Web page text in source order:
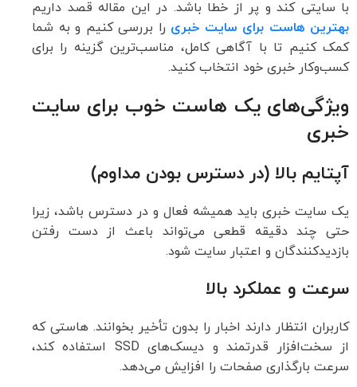
با سایتی کند و پر از خطا باشد. در این مقاله قصد داریم
بهترین هاست برای سایت‌ خبری را بررسی کنیم و به شما
کمک کنیم تا با آگاهی کامل، مناسب‌ترین گزینه را برای
کسب‌و‌کار خبری خود انتخاب کنید.
ویژگی‌های یک هاست خوب برای سایت
خبری
آپتایم بالا (در دسترس بودن مداوم)
یک سایت خبری باید همیشه فعال و در دسترس باشد، زیرا
حتی چند دقیقه قطعی می‌تواند باعث از دست رفتن
بازدیدکنندگان و اعتبار سایت شود.
سرعت و عملکرد بالا
کاربران انتظار دارند اخبار را بدون تأخیر بخوانند. هاستی که
از سخت‌افزار قدرتمند و دیسک‌های SSD استفاده کند،
سرعت بارگذاری صفحات را افزایش می‌دهد.